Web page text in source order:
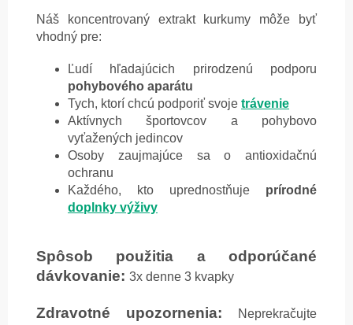
Náš koncentrovaný extrakt kurkumy môže byť
vhodný pre:
Ľudí hľadajúcich prirodzenú podporu
pohybového aparátu
Tych, ktorí chcú podporiť svoje trávenie
Aktívnych športovcov a pohybovo
vyťažených jedincov
Osoby zaujmajúce sa o antioxidačnú
ochranu
Každého, kto uprednostňuje prírodné
doplnky výživy
Spôsob použitia a odporúčané
dávkovanie: 3x denne 3 kvapky
Zdravotné upozornenia:
Neprekračujte